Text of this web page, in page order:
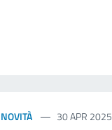
NOVITÀ 30 APR 2025